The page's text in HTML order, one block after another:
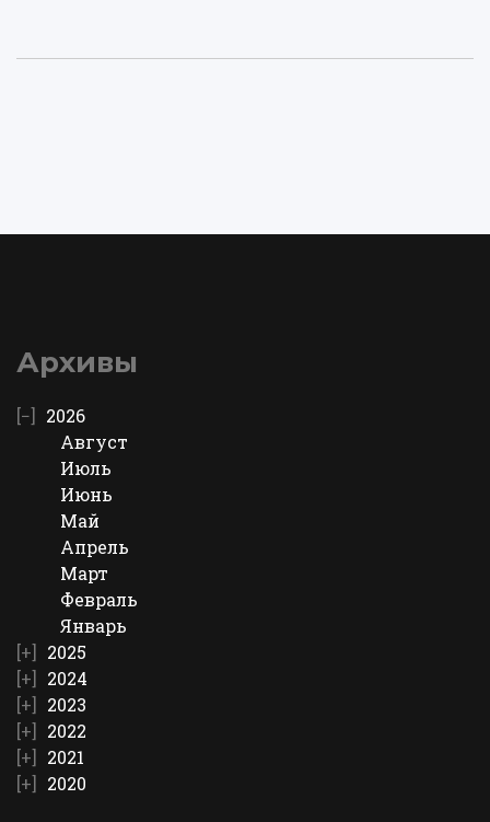
Архивы
2026
Август
Июль
Июнь
Май
Апрель
Март
Февраль
Январь
2025
2024
2023
2022
2021
2020